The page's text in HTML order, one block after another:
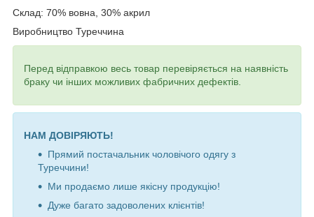
Склад: 70% вовна, 30% акрил
Виробництво Туреччина
Перед відправкою весь товар перевіряється на наявність
браку чи інших можливих фабричних дефектів.
НАМ ДОВІРЯЮТЬ!
Прямий постачальник чоловічого одягу з
Туреччини!
Ми продаємо лише якісну продукцію!
Дуже багато задоволених клієнтів!